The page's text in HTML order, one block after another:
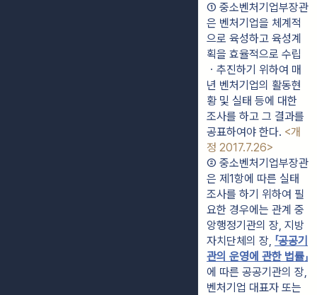
① 중소벤처기업부장관
은 벤처기업을 체계적
으로 육성하고 육성계
획을 효율적으로 수립
ㆍ추진하기 위하여 매
년 벤처기업의 활동현
황 및 실태 등에 대한
조사를 하고 그 결과를
공표하여야 한다. <개
정 2017.7.26>
② 중소벤처기업부장관
은 제1항에 따른 실태
조사를 하기 위하여 필
요한 경우에는 관계 중
앙행정기관의 장, 지방
자치단체의 장, 「공공기
관의 운영에 관한 법률」
에 따른 공공기관의 장,
벤처기업 대표자 또는